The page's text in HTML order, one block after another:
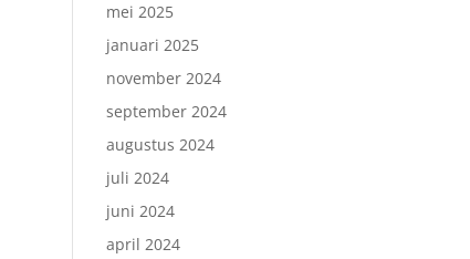
mei 2025
januari 2025
november 2024
september 2024
augustus 2024
juli 2024
juni 2024
april 2024